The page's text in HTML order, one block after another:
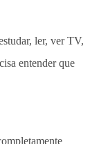
ler, ver TV,
entender que